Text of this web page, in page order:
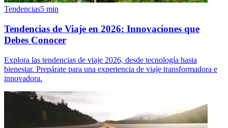
Tendencias5 min
Tendencias de Viaje en 2026: Innovaciones que
Debes Conocer
Explora las tendencias de viaje 2026, desde tecnología hasta
bienestar. Prepárate para una experiencia de viaje transformadora e
innovadora.